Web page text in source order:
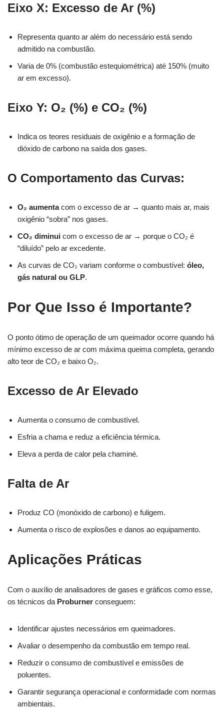
Eixo X: Excesso de Ar (%)
Representa quanto ar além do necessário está sendo
admitido na combustão.
Varia de 0% (combustão estequiométrica) até 150% (muito
ar em excesso).
Eixo Y: O₂ (%) e CO₂ (%)
Indica os teores residuais de oxigênio e a formação de
dióxido de carbono na saída dos gases.
O Comportamento das Curvas:
O₂ aumentacom o excesso de ar → quanto mais ar, mais
oxigênio “sobra” nos gases.
CO₂ diminui com o excesso de ar → porque o CO₂ é
“diluído” pelo ar excedente.
As curvas de CO₂ variam conforme o combustível: óleo,
gás natural ou GLP.
Por Que Isso é Importante?
O ponto ótimo de operação de um queimador ocorre quando há
mínimo excesso de ar com máxima queima completa, gerando
alto teor de CO₂ e baixo O₂.
Excesso de Ar Elevado
Aumenta o consumo de combustível.
Esfria a chama e reduz a eficiência térmica.
Eleva a perda de calor pela chaminé.
Falta de Ar
Produz CO (monóxido de carbono) e fuligem.
Aumenta o risco de explosões e danos ao equipamento.
Aplicações Práticas
Com o auxílio de analisadores de gases e gráficos como esse,
os técnicos da Proburner conseguem:
Identificar ajustes necessários em queimadores.
Avaliar o desempenho da combustão em tempo real.
Reduzir o consumo de combustível e emissões de
poluentes.
Garantir segurança operacional e conformidade com normas
ambientais.